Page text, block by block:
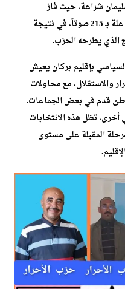
شراعة، حيث فاز
المرشحان محمد عبد المومني واحسان علة بـ 215 صوتاً، في نتيجة
الذي يطرحه الحزب.
أن المشهد السياسي بإقليم بركان يعيش
والاستقلال، مع محاولات
قدم في بعض الجماعات.
تظل هذه الانتخابات
المقبلة على مستوى